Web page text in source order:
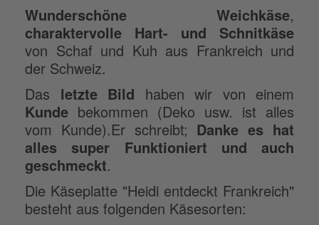
Wunderschöne Weichkäse,
charaktervolle Hart- und Schnitkäse
von Schaf und Kuh aus Frankreich und
der Schweiz.
Das letzte Bild haben wir von einem
Kunde bekommen (Deko usw. ist alles
vom Kunde).Er schreibt; Danke es hat
alles super Funktioniert und auch
geschmeckt.
Die Käseplatte "Heidi entdeckt Frankreich"
besteht aus folgenden Käsesorten: